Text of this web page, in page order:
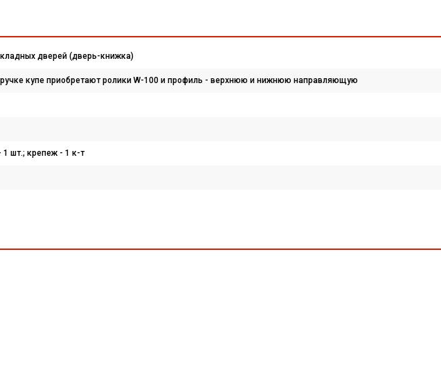
дверей (дверь-книжка)
ручке купе приобретают ролики W-100 и профиль - верхнюю и нижнюю направляющую
1 шт.; крепеж - 1 к-т